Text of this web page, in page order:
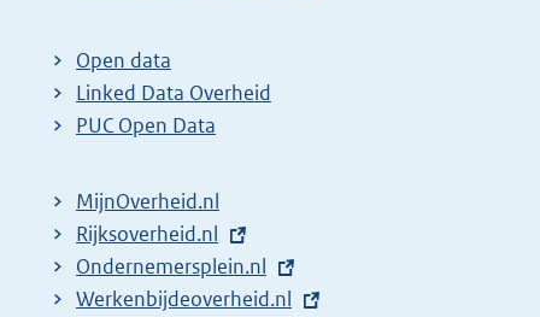
t
e
r
l
i
n
k
Open data
Linked Data Overheid
PUC Open Data
MijnOverheid.nl
E
x
t
Rijksoverheid.nl
E
x
Ondernemersplein.nl
E
Werkenbijdeoverheid.nl